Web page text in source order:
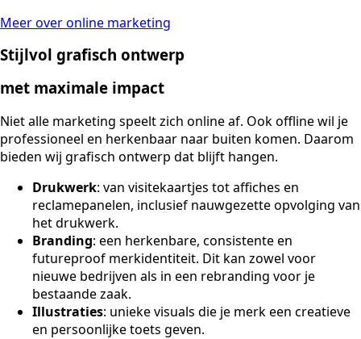
Meer over online marketing
Stijlvol grafisch ontwerp
met maximale impact
Niet alle marketing speelt zich online af. Ook offline wil je
professioneel en herkenbaar naar buiten komen. Daarom
bieden wij grafisch ontwerp dat blijft hangen.
Drukwerk: van visitekaartjes tot affiches en
reclamepanelen, inclusief nauwgezette opvolging van
het drukwerk.
Branding: een herkenbare, consistente en
futureproof merkidentiteit. Dit kan zowel voor
nieuwe bedrijven als in een rebranding voor je
bestaande zaak.
Illustraties: unieke visuals die je merk een creatieve
en persoonlijke toets geven.